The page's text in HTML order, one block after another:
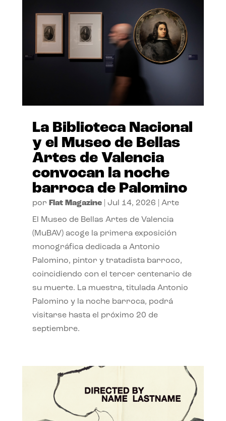
La Biblioteca Nacional
y el Museo de Bellas
Artes de Valencia
convocan la noche
barroca de Palomino
por Flat Magazine| Jul 14, 2026 Arte
El Museo de Bellas Artes de Valencia
(MuBAV) acoge la primera exposición
monográfica dedicada a Antonio
Palomino, pintor y tratadista barroco,
coincidiendo con el tercer centenario de
su muerte. La muestra, titulada Antonio
Palomino y la noche barroca, podrá
visitarse hasta el próximo 20 de
septiembre.